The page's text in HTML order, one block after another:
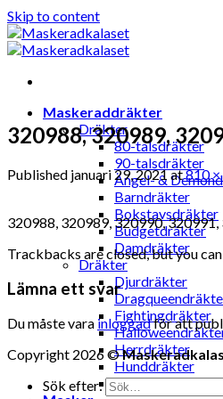
Skip to content
Maskeraddräkter
Dräkter
80-talsdräkter
90-talsdräkter
Ängel- &
Barndräkter
Bokstavsdräkter
Budgetdräkter
Damdräkter
Dräkter
Djurdräkter
Fightingdräkter
Herrdräkter
Hunddräkter
Sexiga dräkter
320988, 320989,
Published januari 29, 2021at810
320988, 320989, 320990,
Trackbacks are closed, but you can
Lämna ett svar
Du måste vara inloggadför att
Copyright 2026 ©
Sök efter: